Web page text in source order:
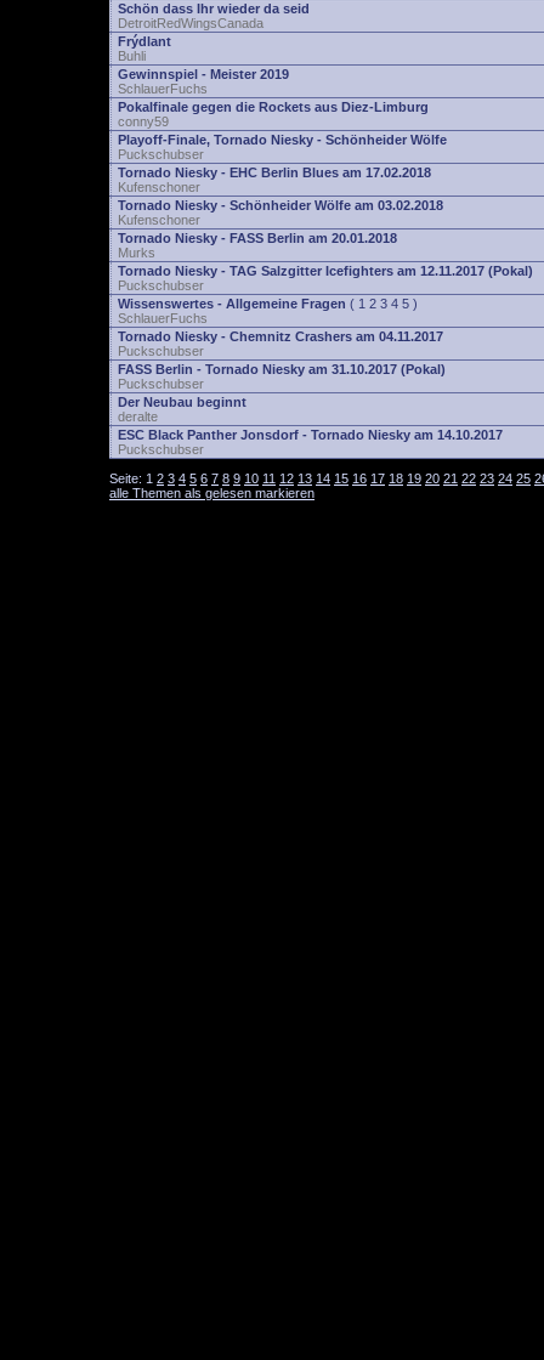
Schön dass Ihr wieder da seid
DetroitRedWingsCanada
Frýdlant
Buhli
Gewinnspiel - Meister 2019
SchlauerFuchs
Pokalfinale gegen die Rockets aus Diez-Limburg
conny59
Playoff-Finale, Tornado Niesky - Schönheider Wölfe
Puckschubser
Tornado Niesky - EHC Berlin Blues am 17.02.2018
Kufenschoner
Tornado Niesky - Schönheider Wölfe am 03.02.2018
Kufenschoner
Tornado Niesky - FASS Berlin am 20.01.2018
Murks
Tornado Niesky - TAG Salzgitter Icefighters am 12.11.2017 (Pokal)
Puckschubser
Wissenswertes - Allgemeine Fragen ( 1 2 3 4 5 )
SchlauerFuchs
Tornado Niesky - Chemnitz Crashers am 04.11.2017
Puckschubser
FASS Berlin - Tornado Niesky am 31.10.2017 (Pokal)
Puckschubser
Der Neubau beginnt
deralte
ESC Black Panther Jonsdorf - Tornado Niesky am 14.10.2017
Puckschubser
Seite: 1 2 3 4 5 6 7 8 9 10 11 12 13 14 15 16 17 18 19 20 21 22 23 24 25
alle Themen als gelesen markieren